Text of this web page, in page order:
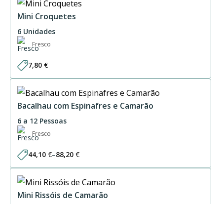
through
28,20 €
Mini Croquetes
6 Unidades
Fresco
7,80 €
Bacalhau com Espinafres e Camarão
6 a 12 Pessoas
Fresco
44,10 €–88,20 €
Price
range:
through
88,20 €
Mini Rissóis de Camarão